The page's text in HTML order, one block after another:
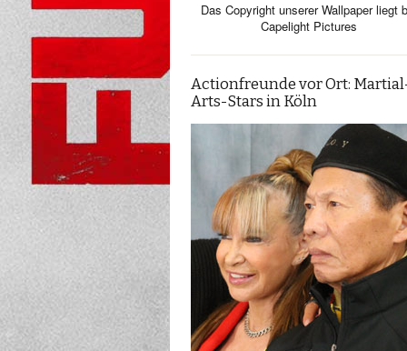
Das Copyright unserer Wallpaper liegt
Capelight Pictures
Actionfreunde vor Ort:
Arts-Stars in Köln